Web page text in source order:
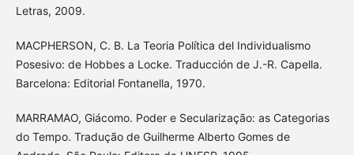
Letras, 2009.
MACPHERSON, C. B. La Teoria Política del Individualismo
Posesivo: de Hobbes a Locke. Traducción de J.-R. Capella.
Barcelona: Editorial Fontanella, 1970.
MARRAMAO, Giácomo. Poder e Secularização: as Categorias
do Tempo. Tradução de Guilherme Alberto Gomes de